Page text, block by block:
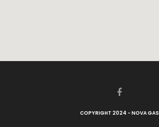
COPYRIGHT 2024 - NOVA GAS